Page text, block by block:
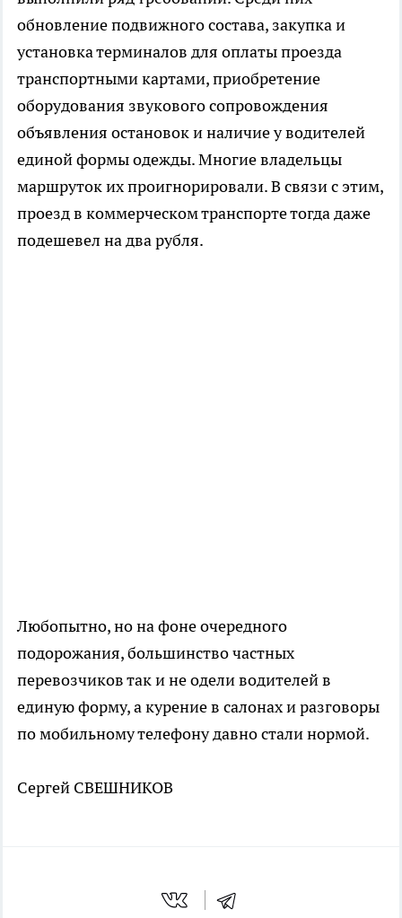
обновление подвижного состава, закупка и
установка терминалов для оплаты проезда
транспортными картами, приобретение
оборудования звукового сопровождения
объявления остановок и наличие у водителей
единой формы одежды. Многие владельцы
маршруток их проигнорировали. В связи с этим,
проезд в коммерческом транспорте тогда даже
подешевел на два рубля.
Любопытно, но на фоне очередного
подорожания, большинство частных
перевозчиков так и не одели водителей в
единую форму, а курение в салонах и разговоры
по мобильному телефону давно стали нормой.
Сергей СВЕШНИКОВ